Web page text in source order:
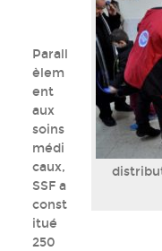
Parall
èlem
ent
aux
soins
médi
caux,
SSF a
const
itué
250